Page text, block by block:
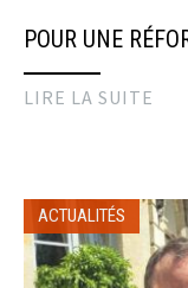
POUR UNE
LIRE LA SUITE
ACTUALITÉS